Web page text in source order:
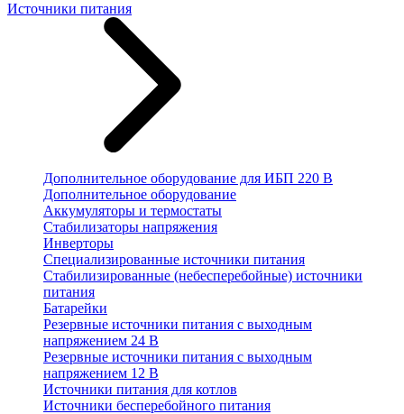
Источники питания
Дополнительное оборудование для ИБП 220 В
Дополнительное оборудование
Аккумуляторы и термостаты
Стабилизаторы напряжения
Инверторы
Специализированные источники питания
Стабилизированные (небесперебойные) источники
питания
Батарейки
Резервные источники питания с выходным
напряжением 24 В
Резервные источники питания с выходным
напряжением 12 В
Источники питания для котлов
Источники бесперебойного питания